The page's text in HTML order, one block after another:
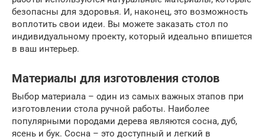
безопасны для здоровья. И, наконец, это возможность
воплотить свои идеи. Вы можете заказать стол по
индивидуальному проекту, который идеально впишется
в ваш интерьер.
Материалы для изготовления столов
Выбор материала – один из самых важных этапов при
изготовлении стола ручной работы. Наиболее
популярными породами дерева являются сосна, дуб,
ясень и бук. Сосна – это доступный и легкий в